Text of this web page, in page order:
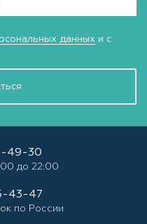
данных и с
49-30
до 22:00
43-47
по России